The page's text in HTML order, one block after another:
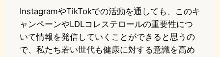
InstagramやTikTokでの活動を通しても、このキ
ャンペーンやLDLコレステロールの重要性につ
いて情報を発信していくことができると思うの
で、私たち若い世代も健康に対する意識を高め